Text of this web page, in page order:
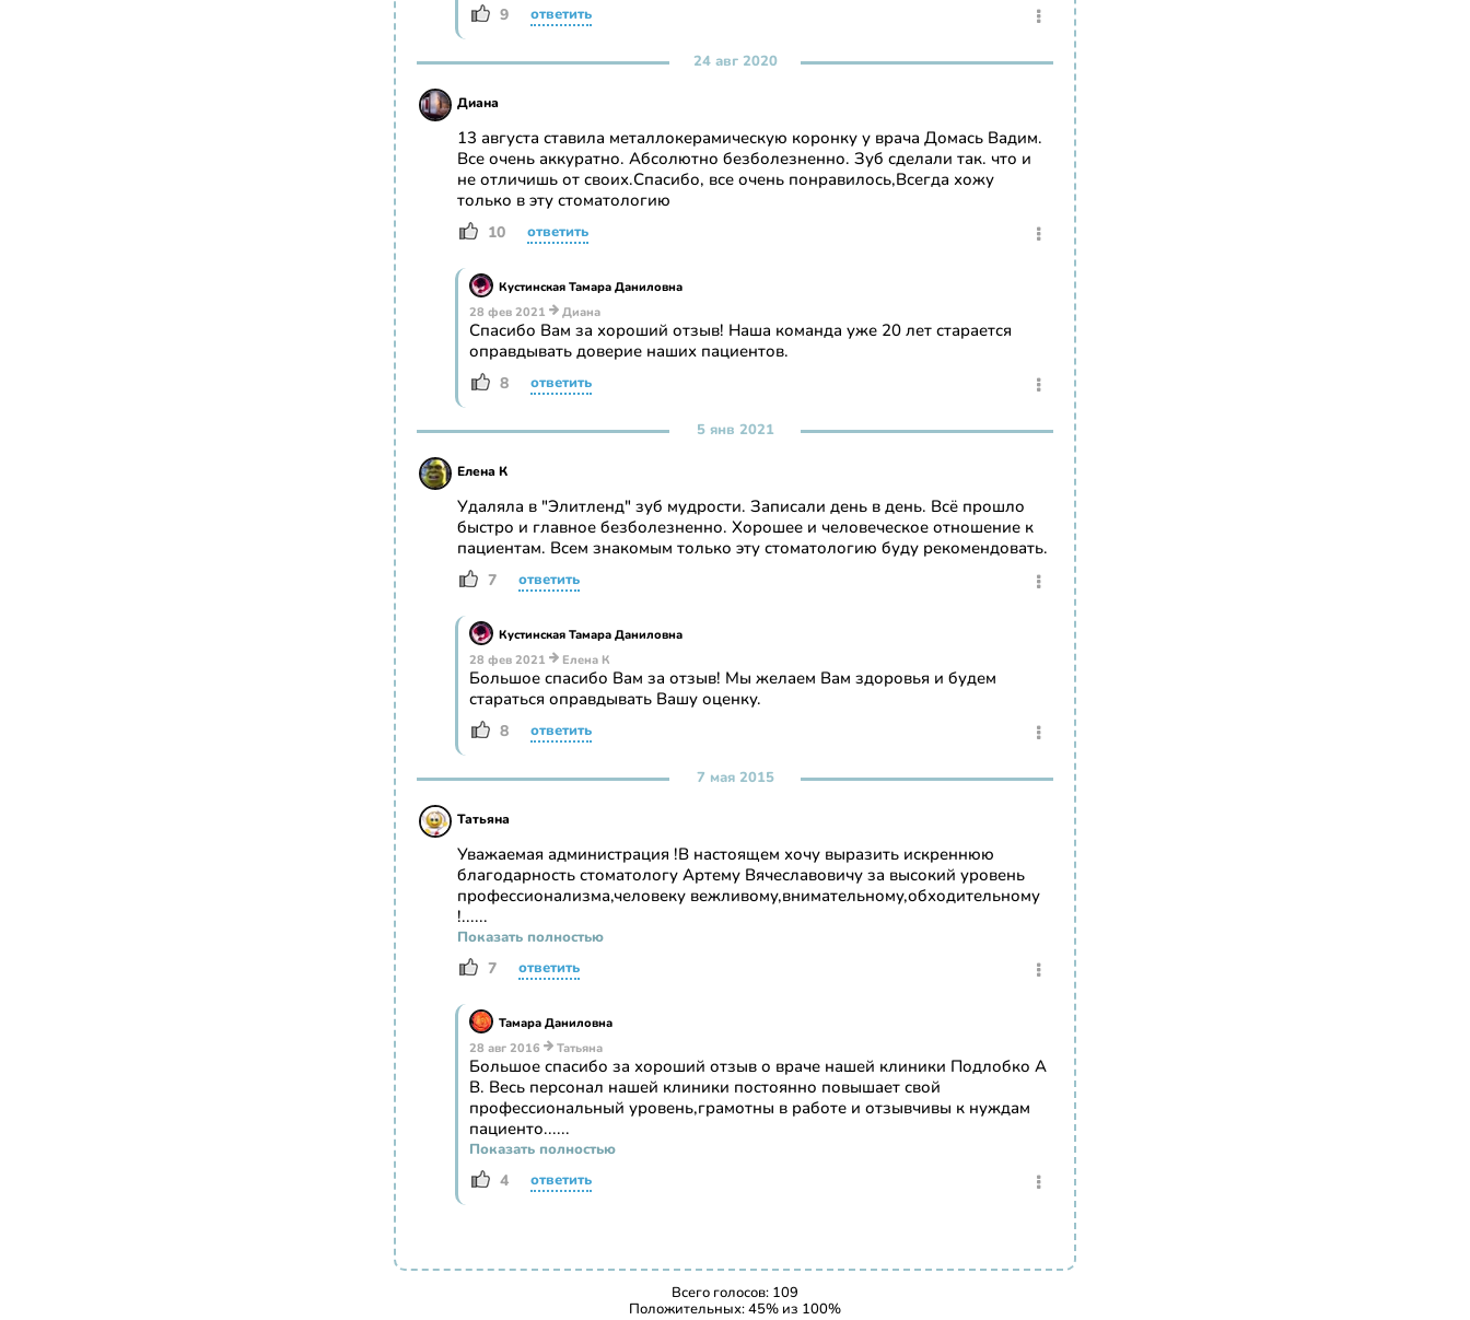
9 ответить
24 авг 2020
Диана
13 августа ставила металлокерамическую коронку у врача Домась Вадим.
Все очень аккуратно. Абсолютно безболезненно. Зуб сделали так. что и
не отличишь от своих.Спасибо, все очень понравилось,Всегда хожу
только в эту стоматологию
10 ответить
Кустинская Тамара Даниловна
28 фев 2021
Диана
Спасибо Вам за хороший отзыв! Наша команда уже 20 лет старается
оправдывать доверие наших пациентов.
8 ответить
5 янв 2021
Елена К
Удаляла в "Элитленд" зуб мудрости. Записали день в день. Всё прошло
быстро и главное безболезненно. Хорошее и человеческое отношение к
пациентам. Всем знакомым только эту стоматологию буду рекомендовать.
7 ответить
Кустинская Тамара Даниловна
28 фев 2021
Елена К
Большое спасибо Вам за отзыв! Мы желаем Вам здоровья и будем
стараться оправдывать Вашу оценку.
8 ответить
7 мая 2015
Татьяна
Уважаемая администрация !В настоящем хочу выразить искреннюю
благодарность стоматологу Артему Вячеславовичу за высокий уровень
профессионализма,человеку вежливому,внимательному,обходительному
!......
Показать полностью
7 ответить
Тамара Даниловна
28 авг 2016
Татьяна
Большое спасибо за хороший отзыв о враче нашей клиники Подлобко А
В. Весь персонал нашей клиники постоянно повышает свой
профессиональный уровень,грамотны в работе и отзывчивы к нуждам
пациенто......
Показать полностью
4 ответить
Всего голосов: 109
Положительных:45% из 100%